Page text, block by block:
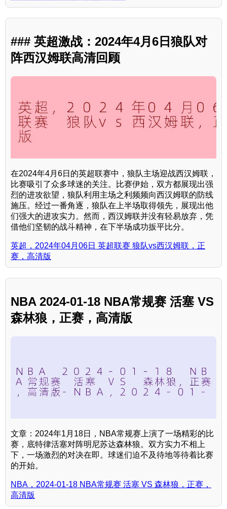
### 英超激战：2024年4月6日狼队对
阵西汉姆联高清回顾
在2024年4月6日的英超联赛中，狼队主场迎战西汉姆联，
比赛吸引了众多球迷的关注。比赛伊始，双方都展现出强
烈的进攻欲望，狼队利用主场之利频频向西汉姆联的防线
施压。经过一番角逐，狼队在上半场取得领先，展现出他
们强大的进攻实力。然而，西汉姆联并没有轻易放弃，凭
借他们坚韧的战斗精神，在下半场成功扳平比分。
英超，2024年04月06日 英超联赛 狼队vs西汉姆联，正
赛，高清版
NBA 2024-01-18 NBA常规赛 活塞 VS
森林狼，正赛，高清版
文章：2024年1月18日，NBA常规赛上演了一场精彩的比
赛，底特律活塞对阵明尼苏达森林狼。双方实力不相上
下，一场激烈的对决在即。球迷们迫不及待地等待着比赛
的开始。
NBA，2024-01-18 NBA常规赛 活塞 VS 森林狼，正赛，
高清版